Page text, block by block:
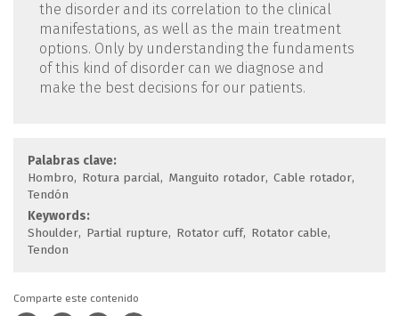
the disorder and its correlation to the clinical
manifestations, as well as the main treatment
options. Only by understanding the fundaments
of this kind of disorder can we diagnose and
make the best decisions for our patients.
Palabras clave:
Hombro
Rotura parcial Manguito rotador Cable rotador
Tendón
Keywords:
Shoulder Partial rupture Rotator cuff Rotator cable
Tendon
Comparte este contenido